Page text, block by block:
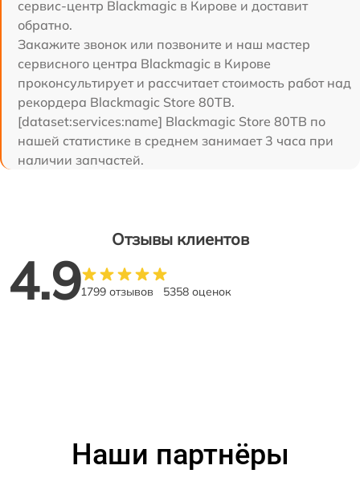
сервис-центр Blackmagic в Кирове и доставит
обратно.
Закажите звонок или позвоните и наш мастер
сервисного центра Blackmagic в Кирове
проконсультирует и рассчитает стоимость работ над
рекордера Blackmagic Store 80TB.
[dataset:services:name] Blackmagic Store 80TB по
нашей статистике в среднем занимает 3 часа при
наличии запчастей.
Отзывы клиентов
4.91799 отзывов 5358 оценок
Наши партнёры